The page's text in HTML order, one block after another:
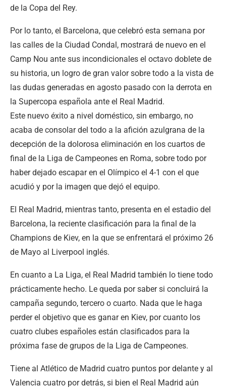
de la Copa del Rey.
Por lo tanto, el Barcelona, que celebró esta semana por
las calles de la Ciudad Condal, mostrará de nuevo en el
Camp Nou ante sus incondicionales el octavo doblete de
su historia, un logro de gran valor sobre todo a la vista de
las dudas generadas en agosto pasado con la derrota en
la Supercopa española ante el Real Madrid.
Este nuevo éxito a nivel doméstico, sin embargo, no
acaba de consolar del todo a la afición azulgrana de la
decepción de la dolorosa eliminación en los cuartos de
final de la Liga de Campeones en Roma, sobre todo por
haber dejado escapar en el Olímpico el 4-1 con el que
acudió y por la imagen que dejó el equipo.
El Real Madrid, mientras tanto, presenta en el estadio del
Barcelona, la reciente clasificación para la final de la
Champions de Kiev, en la que se enfrentará el próximo 26
de Mayo al Liverpool inglés.
En cuanto a La Liga, el Real Madrid también lo tiene todo
prácticamente hecho. Le queda por saber si concluirá la
campaña segundo, tercero o cuarto. Nada que le haga
perder el objetivo que es ganar en Kiev, por cuanto los
cuatro clubes españoles están clasificados para la
próxima fase de grupos de la Liga de Campeones.
Tiene al Atlético de Madrid cuatro puntos por delante y al
Valencia cuatro por detrás, si bien el Real Madrid aún